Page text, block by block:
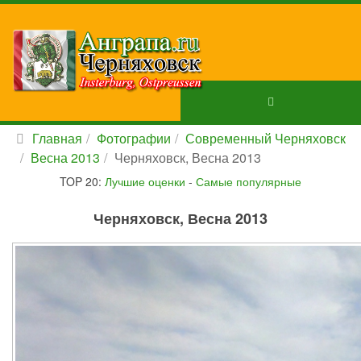
Главная Фотографии
Современный Черняховск
Весна 2013
Черняховск, Весна 2013
TOP 20: Лучшие оценки - Самые популярные
Черняховск, Весна 2013